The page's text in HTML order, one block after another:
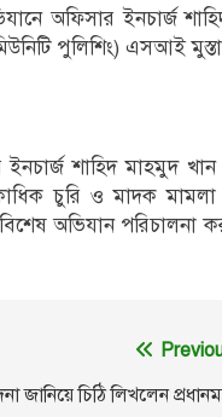
অফিসার ইনচার্জ
পুলিশিং) এসআই
ইনচার্জ শাহিদ মাহমুদ
চুরি ও মাদক
অভিযান পরিচালনা
জানিয়ে চিঠি লিখলেন